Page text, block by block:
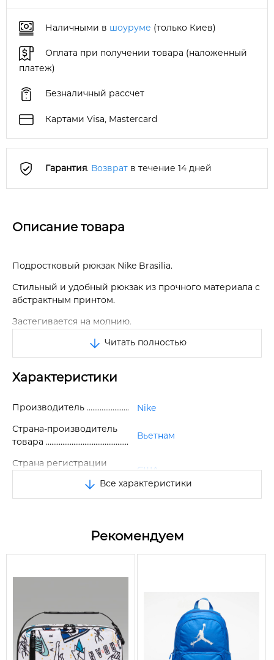
Наличными в шоуруме (только Киев)
Оплата при получении товара (наложенный
платеж)
Безналичный рассчет
Картами Visa, Mastercard
Гарантия. Возврат в течение 14 дней
Описание товара
Подростковый рюкзак Nike Brasilia.
Стильный и удобный рюкзак из прочного материала с
абстрактным принтом.
Застегивается на молнию.
Спереди снаружи карман на молнии.
Регулируемые широкие мягкие лямки.
Сверху ручка для переноски.
Внутри одно основное отделение с небольшим
накладным карманом и двумя кармашками для
Отличное качество.
Читать полностью
Характеристики
Производитель
Nike
Страна-производитель
товара
Вьетнам
Страна регистрации
США
Размер
One Size
100% полиэстер
Размер рюкзака
4*29*10 см
Все характеристики
Рекомендуем